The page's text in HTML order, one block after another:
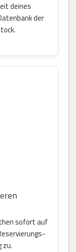
deines
der
sofort auf
zu.